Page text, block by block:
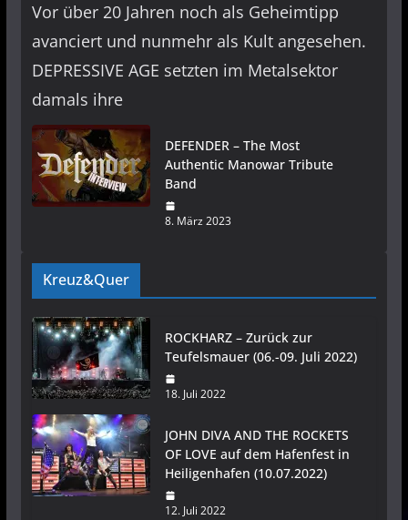
Vor über 20 Jahren noch als Geheimtipp
avanciert und nunmehr als Kult angesehen.
DEPRESSIVE AGE setzten im Metalsektor
damals ihre
DEFENDER – The Most
Authentic Manowar Tribute
Band
8. März 2023
Kreuz&Quer
ROCKHARZ – Zurück zur
Teufelsmauer (06.-09. Juli 2022)
18. Juli 2022
JOHN DIVA AND THE ROCKETS
OF LOVE auf dem Hafenfest in
Heiligenhafen (10.07.2022)
12. Juli 2022